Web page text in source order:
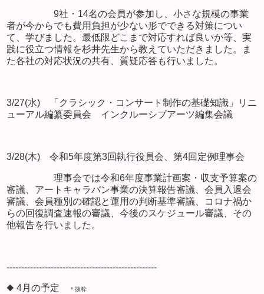
9社・14名の会員が参加し、小さな規模の事業
者が今からでも費用負担が少ない形でできる対策につい
て、学びました。最低限どこまで対応すれば良いか等、実
践に役立つ情報を杉井先生から教えていただきました。ま
た各社の対応状況の共有、質疑応答も行いました。
3/27(水) 「クラシック・コンサート制作の基礎知識」リニ
ューアル編纂委員会 インクルーシブアーツ編集会議
3/28(木) 令和5年度第3回執行役員会、第4回定例理事会
理事会では令和6年度事業計画案・収支予算案の
審議、アートキャラバン事業の決算報告審議、会員入退会
審議、会員種別の確認と運用の判断基準審議、コロナ禍か
らの回復調査速報の審議、今後のスケジュール審議、その
他報告を行いました。
---------------------------------------------------
◆ 4月の予定 ＊抜粋